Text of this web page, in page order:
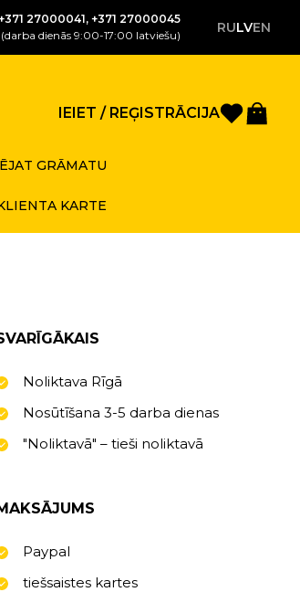
27000041, +371 27000045
(darba dienās 9:00-17:00 latviešu)
RULVEN
IEIET / REĢISTRĀCIJA
GRĀMATU
KARTE
Noliktava Rīgā
Nosūtīšana 3-5 darba dienas
"Noliktavā" – tieši noliktavā
Paypal
tiešsaistes kartes